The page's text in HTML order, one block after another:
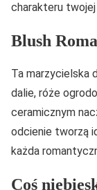
charakteru
Blush
Ta marzycielska
dalie, róże
ceramicznym
odcienie tworzą
każda
Coś